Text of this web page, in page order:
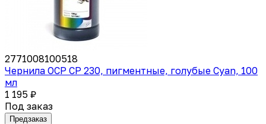
2771008100518
Чернила OCP CP 230, пигментные, голубые Cyan, 100
мл
1 195 ₽
Под заказ
Предзаказ